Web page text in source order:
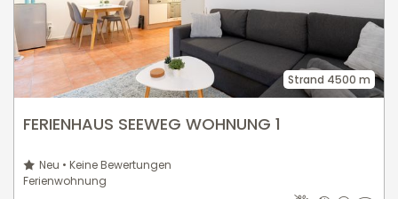
Strand 4500 m
FERIENHAUS SEEWEG WOHNUNG 1
Neu • Keine Bewertungen
Ferienwohnung